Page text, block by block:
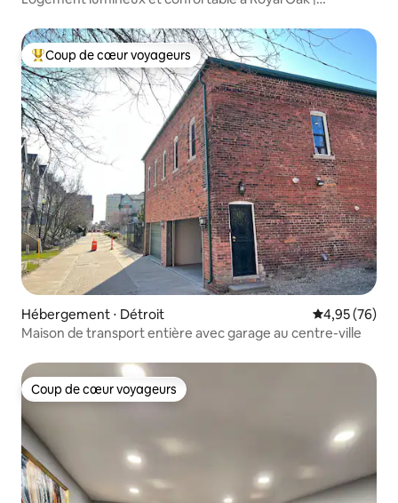
Coups de cœur voyageurs les plus appréciés
Coup de cœur voyageurs
Hébergement ⋅ Détroit Évaluation
4,95 (76)
Maison de transport entière avec garage au centre-ville
Coup de cœur voyageurs
Coup de cœur voyageurs